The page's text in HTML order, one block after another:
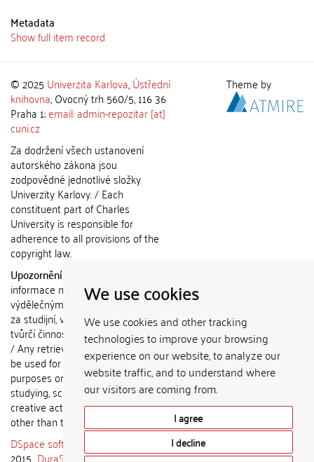
We use cookies
We use cookies and other tracking
technologies to improve your browsing
experience on our website, to analyze our
website traffic, and to understand where
our visitors are coming from.
I agree
I decline
Metadata
Show full item record
© 2025 Univerzita Karlova,Ústřední
knihovna, Ovocný trh 560/5, 116 36
Praha 1;email: admin-repozitar [at]
cuni.cz
Za dodržení všech ustanovení
autorského zákona jsou
zodpovědné jednotlivé složky
Univerzity Karlovy. / Each
constituent part of Charles
University is responsible for
adherence to all provisions of the
copyright law.
Upozornění / Notice:
informace nemohou být použity k
výdělečným účelům nebo vydávány
za studijní, vědeckou nebo jinou
tvůrčí činnost jiné osoby než autora.
/ Any retrieved information shall not
be used for any commercial
purposes or claimed as results of
studying, scientific or any other
creative activities of any person
other than the author.
DSpace software
2015 DuraSpace
Theme by